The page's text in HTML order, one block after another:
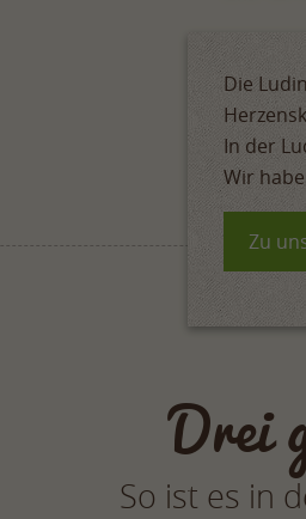
Die
In der
Wir
Zu
Drei
So ist es in